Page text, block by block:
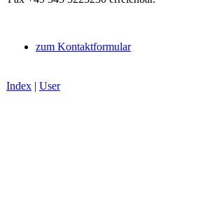
zum Kontaktformular
Index | User